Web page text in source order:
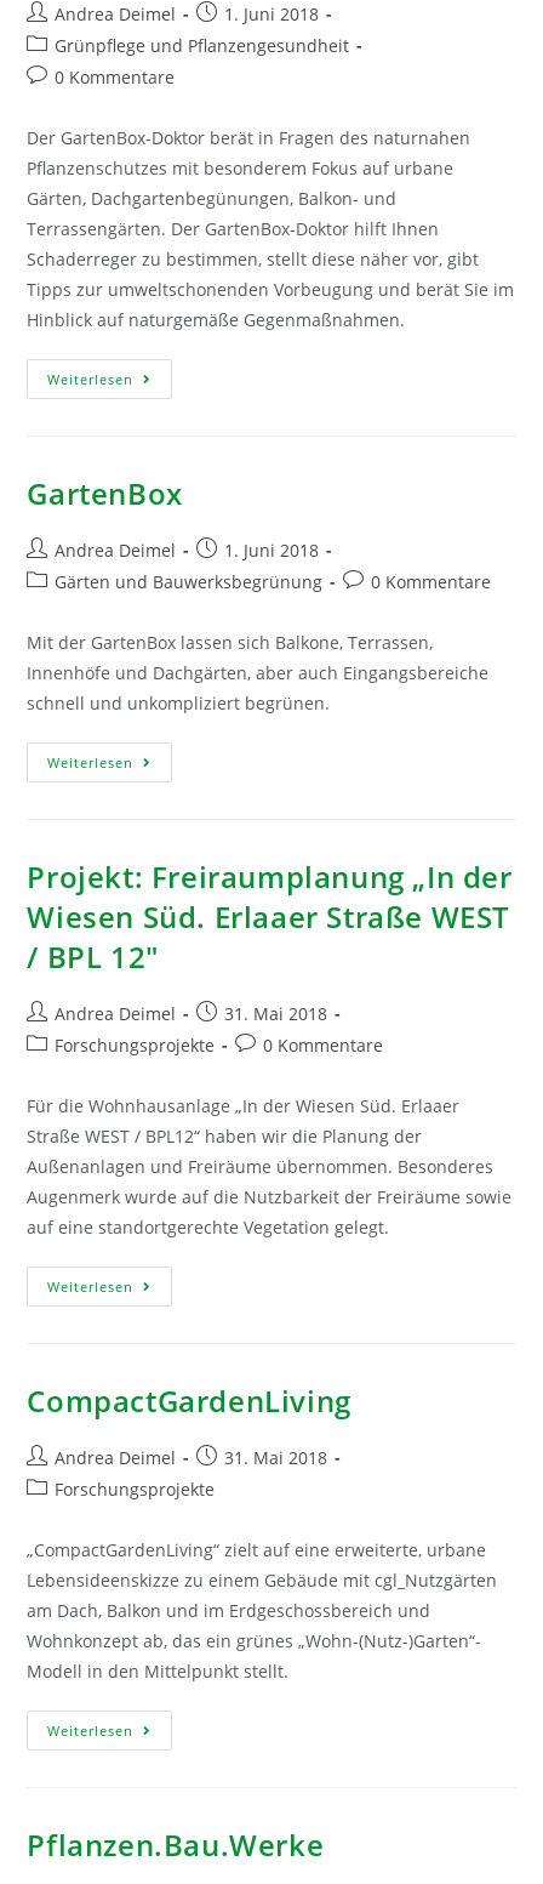
Beitrags-
Autor:
Andrea Deimel
Beitrag
veröffentlicht:
1. Juni 2018
Beitrags-
Kategorie:
Grünpflege und Pflanzengesundheit
Beitrags-
0 Kommentare
Der GartenBox-Doktor berät in Fragen des naturnahen
Pflanzenschutzes mit besonderem Fokus auf urbane
Gärten, Dachgartenbegünungen, Balkon- und
Terrassengärten. Der GartenBox-Doktor hilft Ihnen
Schaderreger zu bestimmen, stellt diese näher vor, gibt
Tipps zur umweltschonenden Vorbeugung und berät Sie im
Hinblick auf naturgemäße Gegenmaßnahmen.
Weiterlesen GartenBox-
Doktor
GartenBox
Beitrags-
Autor:
Andrea Deimel
Beitrag
veröffentlicht:
1. Juni 2018
Beitrags-
Gärten und Bauwerksbegrünung
Beitrags-
0 Kommentare
Mit der GartenBox lassen sich Balkone, Terrassen,
Innenhöfe und Dachgärten, aber auch Eingangsbereiche
schnell und unkompliziert begrünen.
Weiterlesen GartenBox
Projekt: Freiraumplanung „In der
Wiesen Süd. Erlaaer Straße WEST
/ BPL 12″
Beitrags-
Autor:
Andrea Deimel
Beitrag
veröffentlicht:
31. Mai 2018
Beitrags-
Forschungsprojekte
Beitrags-
0 Kommentare
Für die Wohnhausanlage „In der Wiesen Süd. Erlaaer
Straße WEST / BPL12“ haben wir die Planung der
Außenanlagen und Freiräume übernommen. Besonderes
Augenmerk wurde auf die Nutzbarkeit der Freiräume sowie
auf eine standortgerechte Vegetation gelegt.
Weiterlesen Projekt:
Freiraumplanung
Erlaaer
Straße
BPL
CompactGardenLiving
Beitrags-
Autor:
Andrea Deimel
Beitrag
veröffentlicht:
31. Mai 2018
Beitrags-
Forschungsprojekte
„CompactGardenLiving“ zielt auf eine erweiterte, urbane
Lebensideenskizze zu einem Gebäude mit cgl_Nutzgärten
am Dach, Balkon und im Erdgeschossbereich und
Wohnkonzept ab, das ein grünes „Wohn-(Nutz-)Garten“-
Modell in den Mittelpunkt stellt.
Weiterlesen CompactGardenLiving
Pflanzen.Bau.Werke